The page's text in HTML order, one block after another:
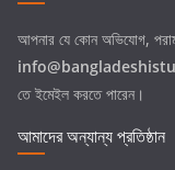
আপনার যে কোন অভিযোগ,
তে ইমেইল করতে পারেন।
আমাদের অন্যান্য প্রতিষ্ঠান